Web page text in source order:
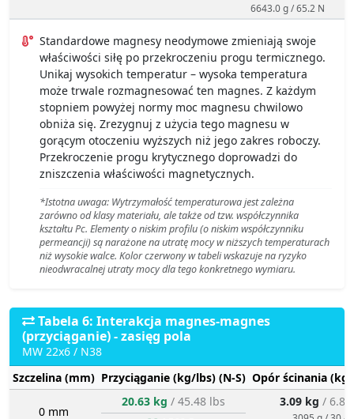
6643.0 g / 65.2 N
Standardowe magnesy neodymowe zmieniają swoje
właściwości siłę po przekroczeniu progu termicznego.
Unikaj wysokich temperatur – wysoka temperatura
może trwale rozmagnesować ten magnes. Z każdym
stopniem powyżej normy moc magnesu chwilowo
obniża się. Zrezygnuj z użycia tego magnesu w
gorącym otoczeniu wyższych niż jego zakres roboczy.
Przekroczenie progu krytycznego doprowadzi do
zniszczenia właściwości magnetycznych.
*Istotna uwaga: Wytrzymałość temperaturowa jest zależna
zarówno od klasy materiału, ale także od tzw. współczynnika
kształtu Pc. Elementy o niskim profilu (o niskim współczynniku
permeancji) są narażone na utratę mocy w niższych temperaturach
niż wysokie walce. Kolor czerwony w tabeli wskazuje na ryzyko
nieodwracalnej utraty mocy dla tego konkretnego wymiaru.
Tabela 6: Interakcja magnes-magnes
(przyciąganie) - zasięg pola
MW 22x6 / N38
Szczelina (mm) Przyciąganie (kg/lbs) (N-S) Opór ścinania
0 mm
20.63 kg / 45.48 lbs 3.09 kg /